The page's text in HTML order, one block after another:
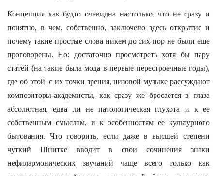
Концепция как будто очевидна настолько, что не сразу и
понятно, в чем, собственно, заключено здесь открытие и
почему такие простые слова никем до сих пор не были еще
проговорены. Но: достаточно просмотреть хотя бы пару
статей (на такие была мода в первые перестроечные годы),
где об этой, с их точки зрения, низовой музыке рассуждают
композиторы-академисты, как сразу же бросается в глаза
абсолютная, едва ли не патологическая глухота и к ее
собственным смыслам, и к особенностям ее культурного
бытования. Что говорить, если даже в высшей степени
чуткий Шнитке вводит в свои сочинения знаки
нефилармонических звучаний чаще всего только как